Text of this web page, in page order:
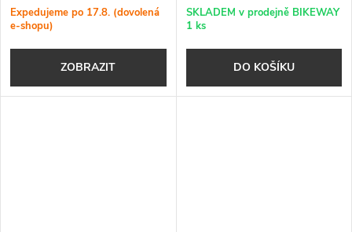
Expedujeme po 17.8. (dovolená
e-shopu)
ZOBRAZIT
SKLADEM v prodejně BIKEWAY
1 ks
DO KOŠÍKU